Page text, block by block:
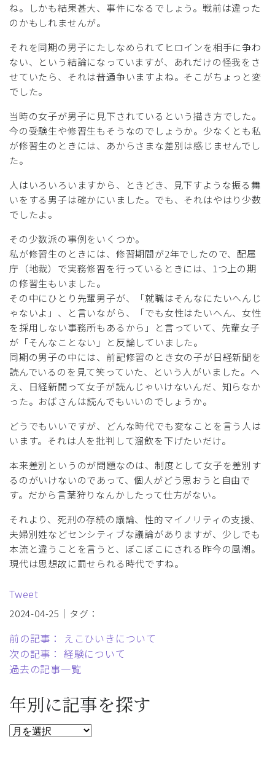
ね。しかも結果甚大、事件になるでしょう。戦前は違った
のかもしれませんが。
それを同期の男子にたしなめられてヒロインを相手に争わ
ない、という結論になっていますが、あれだけの怪我をさ
せていたら、それは普通争いますよね。そこがちょっと変
でした。
当時の女子が男子に見下されているという描き方でした。
今の受験生や修習生もそうなのでしょうか。少なくとも私
が修習生のときには、あからさまな差別は感じませんでし
た。
人はいろいろいますから、ときどき、見下すような振る舞
いをする男子は確かにいました。でも、それはやはり少数
でしたよ。
その少数派の事例をいくつか。
私が修習生のときには、修習期間が2年でしたので、配属
庁（地裁）で実務修習を行っているときには、1つ上の期
の修習生もいました。
その中にひとり先輩男子が、「就職はそんなにたいへんじ
ゃないよ」、と言いながら、「でも女性はたいへん、女性
を採用しない事務所もあるから」と言っていて、先輩女子
が「そんなことない」と反論していました。
同期の男子の中には、前記修習のとき女の子が日経新聞を
読んでいるのを見て笑っていた、という人がいました。へ
え、日経新聞って女子が読んじゃいけないんだ、知らなか
った。おばさんは読んでもいいのでしょうか。
どうでもいいですが、どんな時代でも変なことを言う人は
います。それは人を批判して溜飲を下げたいだけ。
本来差別というのが問題なのは、制度として女子を差別す
るのがいけないのであって、個人がどう思おうと自由で
す。だから言葉狩りなんかしたって仕方がない。
それより、死刑の存続の議論、性的マイノリティの支援、
夫婦別姓などセンシティブな議論がありますが、少しでも
本流と違うことを言うと、ぼこぼこにされる昨今の風潮。
現代は思想故に罰せられる時代ですね。
Tweet
2024-04-25｜タグ：
前の記事： えこひいきについて
次の記事： 経験について
過去の記事一覧
年別に記事を探す